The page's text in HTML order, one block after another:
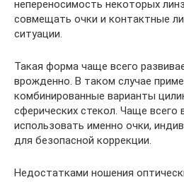
непереносимость некоторых
совмещать очки и контактные
ситуации.
Такая форма чаще всего
врожденно. В таком случае
комбинированные варианты
сферических стекол. Чаще всего
использовать именно очки,
для безопасной коррекции.
Недостатками ношения